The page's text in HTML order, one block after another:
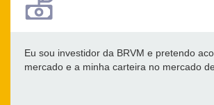
Eu sou investidor da BRVM e pretendo
mercado e a minha carteira no mercado